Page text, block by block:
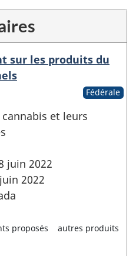
sur les produits du
Fédérale
et leurs
juin 2022
2022
proposés
autres produits